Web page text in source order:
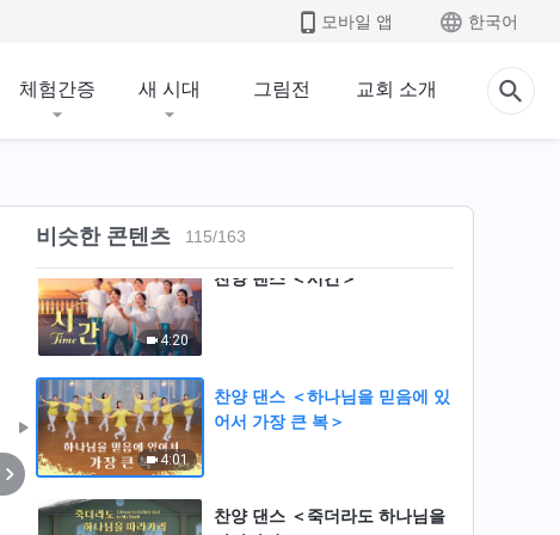
모바일 앱 한국어
체험간증 새 시대 그림전 교회 소개
비슷한 콘텐츠 115/163
5:09
네＞
4:20
찬양 댄스 ＜시간＞
4:01
찬양 댄스 ＜하나님을 믿음에 있
어서 가장 큰 복＞
찬양 댄스 ＜죽더라도 하나님을